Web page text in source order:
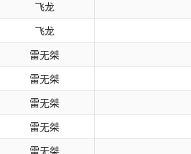
飞龙
飞龙
雷无桀
雷无桀
雷无桀
雷无桀
雷无桀